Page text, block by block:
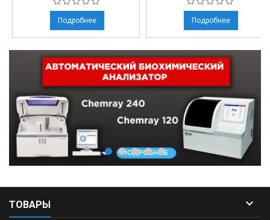
Подробнее Подробнее
ТОВАРЫ 